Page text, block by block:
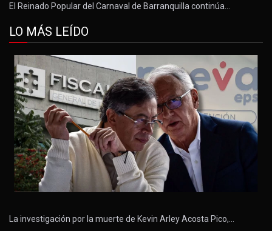
El Reinado Popular del Carnaval de Barranquilla continúa…
LO MÁS LEÍDO
La investigación por la muerte de Kevin Arley Acosta Pico,…